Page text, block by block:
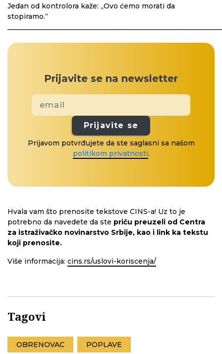
Jedan od kontrolora kaže: „Ovo ćemo morati da
stopiramo.“
Prijavite se na newsletter
Prijavite se
Prijavom potvrđujete da ste saglasni sa našom
politikom privatnosti.
Hvala vam što prenosite tekstove CINS-a! Uz to je
potrebno da navedete da ste priču preuzeli od Centra
za istraživačko novinarstvo Srbije, kao i link ka tekstu
koji prenosite.
Više informacija: cins.rs/uslovi-koriscenja/
Tagovi
OBRENOVAC POPLAVE